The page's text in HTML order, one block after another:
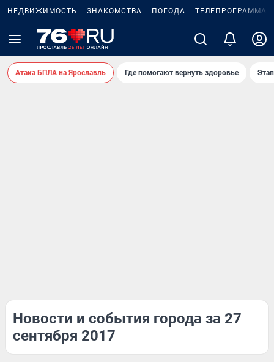
НЕДВИЖИМОСТЬ ЗНАКОМСТВА ПОГОДА ТЕЛЕПРОГРАММА
Атака БПЛА на Ярославль Где помогают вернуть здоровье
Новости и события города за 27
сентября 2017